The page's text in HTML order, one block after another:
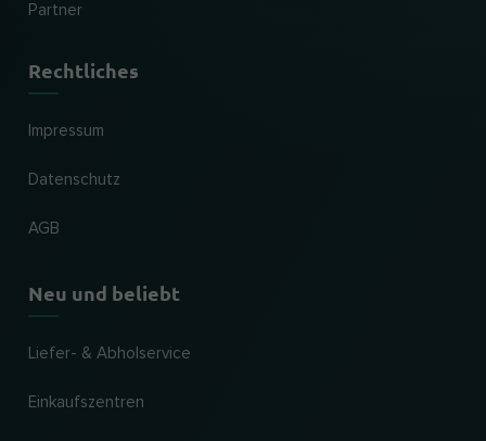
Partner
Rechtliches
Impressum
Datenschutz
AGB
Neu und beliebt
Liefer- & Abholservice
Einkaufszentren